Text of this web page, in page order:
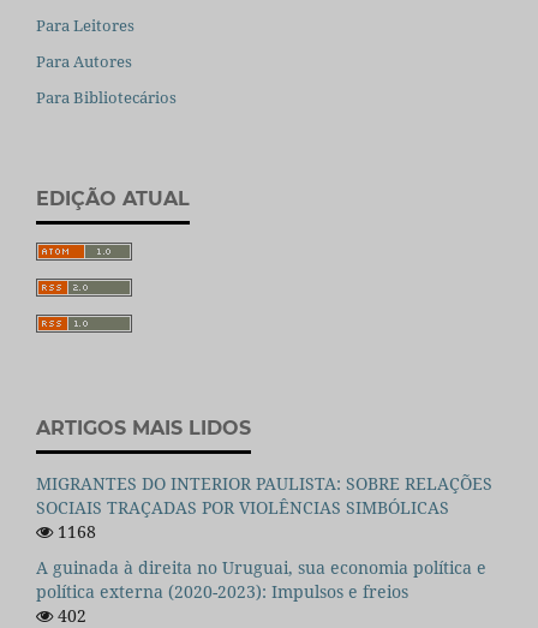
Para Leitores
Para Autores
Para Bibliotecários
EDIÇÃO ATUAL
ARTIGOS MAIS LIDOS
MIGRANTES DO INTERIOR PAULISTA: SOBRE RELAÇÕES
SOCIAIS TRAÇADAS POR VIOLÊNCIAS SIMBÓLICAS
1168
A guinada à direita no Uruguai, sua economia política e
política externa (2020-2023): Impulsos e freios
402